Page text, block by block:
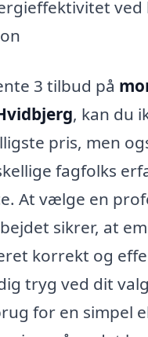
ved
3 tilbud på
, kan du
pris, men
fagfolks
At vælge en
sikrer, at
korrekt og
tryg ved dit
for en simpel